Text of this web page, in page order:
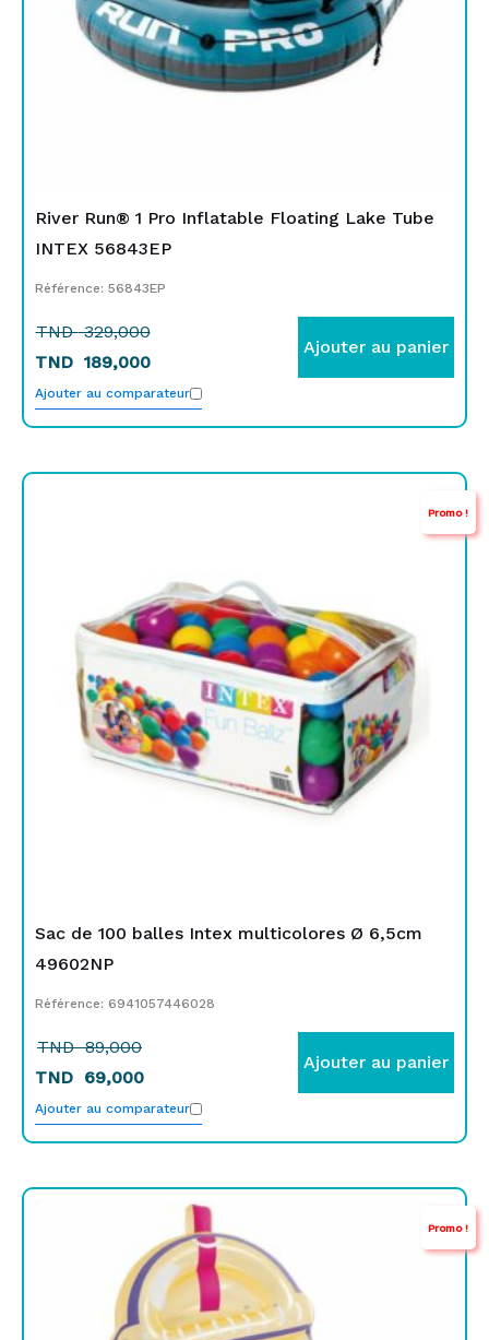
River Run® 1 Pro Inflatable Floating Lake Tube
INTEX 56843EP
Référence: 56843EP
TND329,000
TND 189,000
Ajouter au panier
Ajouter au comparateur
Promo !
Sac de 100 balles Intex multicolores Ø 6,5cm
49602NP
Référence: 6941057446028
TND89,000
TND
89,000.
TND 69,000
TND
69,000.
Ajouter au panier
Ajouter au comparateur
Promo !
initial
était :
TND
actuel
est :
TND